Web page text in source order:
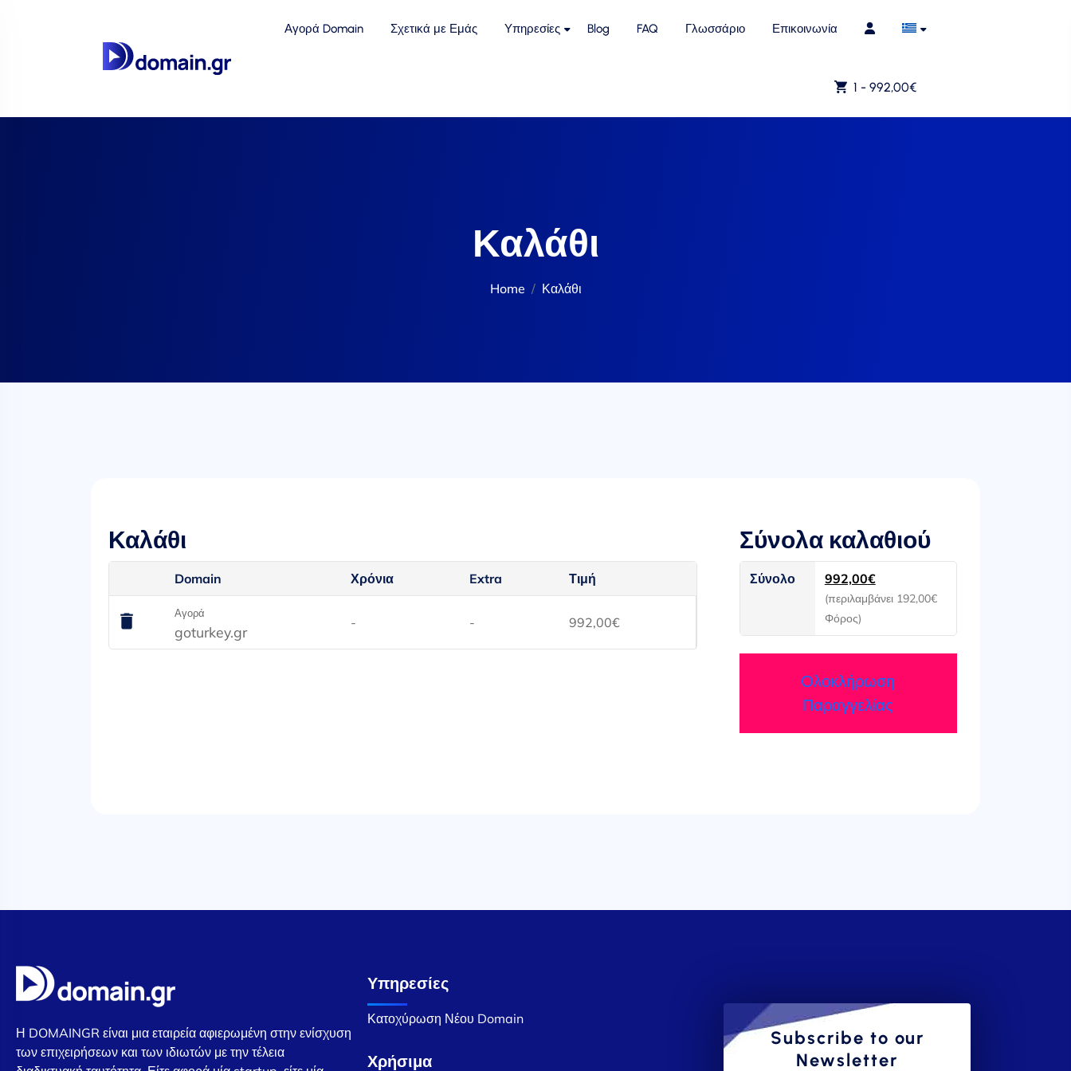
Αγορά Domain Σχετικά με Εμάς Υπηρεσίες Blog FAQ Γλωσσάριο Επικοινωνία
1 - 992,00€
Καλάθι
Home Καλάθι
Καλάθι
Domain Χρόνια Extra Τιμή
Αγορά
goturkey.gr
- - 992,00€
Σύνολα καλαθιού
Σύνολο 992,00€
(περιλαμβάνει 192,00€
Φόρος)
Ολοκλήρωση
Παραγγελίας
Η DOMAINGR είναι μια εταιρεία αφιερωμένη στην ενίσχυση
των επιχειρήσεων και των ιδιωτών με την τέλεια
Υπηρεσίες
Κατοχύρωση Νέου Domain
Χρήσιμα
Subscribe to our
Newsletter